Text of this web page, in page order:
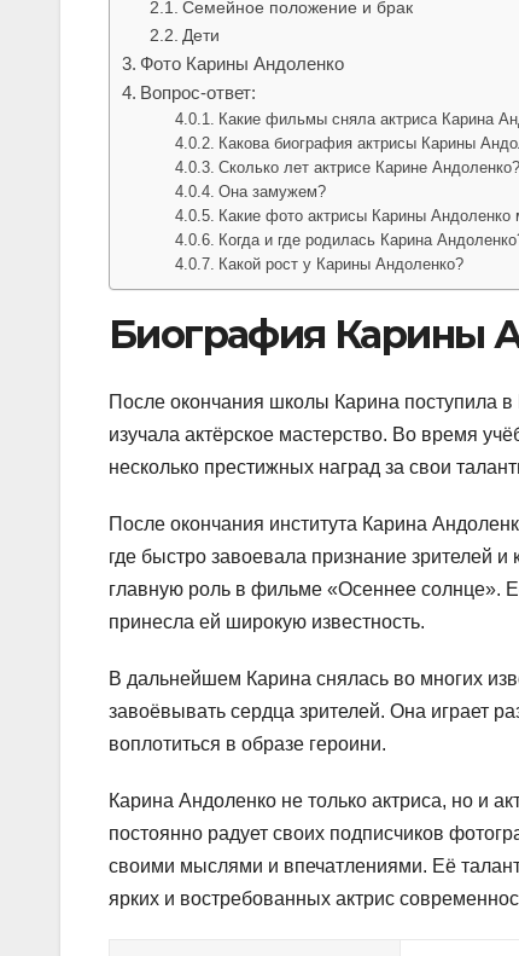
Семейное положение и брак
Дети
Фото Карины Андоленко
Вопрос-ответ:
Какие фильмы сняла актриса Карина
Какова биография актрисы Карины
Сколько лет актрисе Карине Андоленко?
Она замужем?
Какие фото актрисы Карины Андоленко
Когда и где родилась Карина
Какой рост у Карины Андоленко?
Биография Карины
После окончания школы Карина поступила в
изучала актёрское мастерство. Во время
несколько престижных наград за свои
После окончания института Карина
где быстро завоевала признание зрителей
главную роль в фильме «Осеннее солнце».
принесла ей широкую известность.
В дальнейшем Карина снялась во многих
завоёвывать сердца зрителей. Она играет
воплотиться в образе героини.
Карина Андоленко не только актриса, но и
постоянно радует своих подписчиков
своими мыслями и впечатлениями. Её
ярких и востребованных актрис